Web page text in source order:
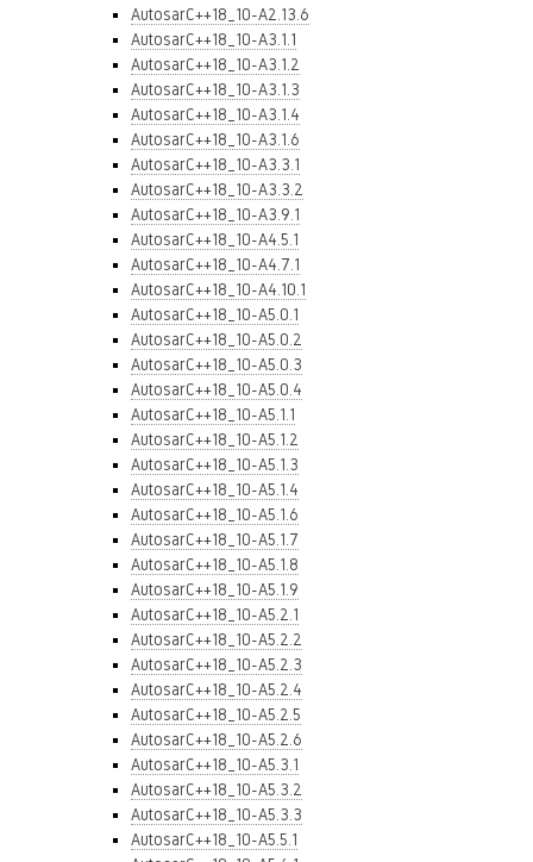
AutosarC++18_10-A2.13.6
AutosarC++18_10-A3.1.1
AutosarC++18_10-A3.1.2
AutosarC++18_10-A3.1.3
AutosarC++18_10-A3.1.4
AutosarC++18_10-A3.1.6
AutosarC++18_10-A3.3.1
AutosarC++18_10-A3.3.2
AutosarC++18_10-A3.9.1
AutosarC++18_10-A4.5.1
AutosarC++18_10-A4.7.1
AutosarC++18_10-A4.10.1
AutosarC++18_10-A5.0.1
AutosarC++18_10-A5.0.2
AutosarC++18_10-A5.0.3
AutosarC++18_10-A5.0.4
AutosarC++18_10-A5.1.1
AutosarC++18_10-A5.1.2
AutosarC++18_10-A5.1.3
AutosarC++18_10-A5.1.4
AutosarC++18_10-A5.1.6
AutosarC++18_10-A5.1.7
AutosarC++18_10-A5.1.8
AutosarC++18_10-A5.1.9
AutosarC++18_10-A5.2.1
AutosarC++18_10-A5.2.2
AutosarC++18_10-A5.2.3
AutosarC++18_10-A5.2.4
AutosarC++18_10-A5.2.5
AutosarC++18_10-A5.2.6
AutosarC++18_10-A5.3.1
AutosarC++18_10-A5.3.2
AutosarC++18_10-A5.3.3
AutosarC++18_10-A5.5.1